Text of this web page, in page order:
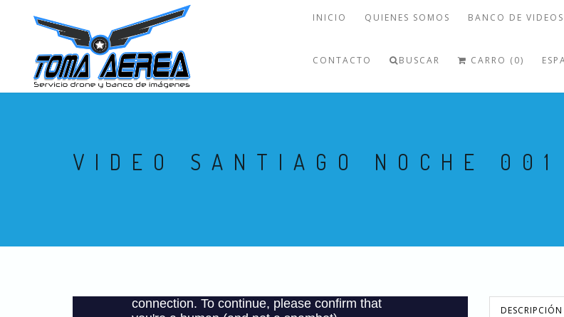
INICIO QUIENES SOMOS BANCO DE VIDEOS
CONTACTO BUSCAR CARRO (0)
VIDEO SANTIAGO NOCHE 001
DESCRIPCIÓN